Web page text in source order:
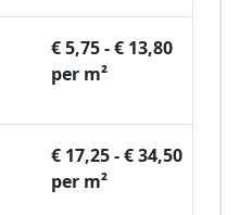
€ 5,75 - € 13,80
per m²
€ 17,25 - € 34,50
per m²